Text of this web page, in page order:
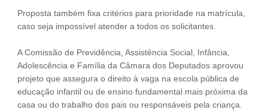
SEJA UM ASSOCIADO
Proposta também fixa critérios para prioridade na matrícula,
caso seja impossível atender a todos os solicitantes.
A Comissão de Previdência, Assistência Social, Infância,
Adolescência e Família da Câmara dos Deputados aprovou
projeto que assegura o direito à vaga na escola pública de
educação infantil ou de ensino fundamental mais próxima da
casa ou do trabalho dos pais ou responsáveis pela criança.